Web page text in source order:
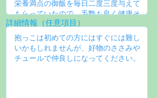
詳細情報（任意項目）